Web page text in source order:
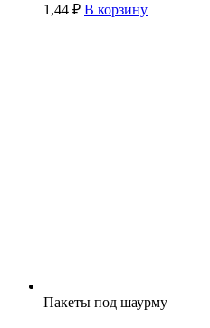
1,44 ₽ В корзину
Пакеты под шаурму